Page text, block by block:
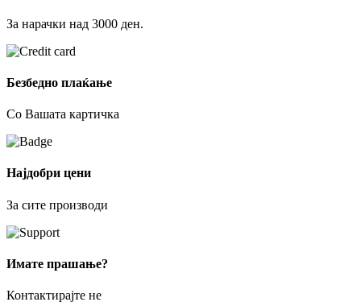
За нарачки над 3000 ден.
Безбедно плаќање
Со Вашата картичка
Најдобри цени
За сите производи
Имате прашање?
Контактирајте не